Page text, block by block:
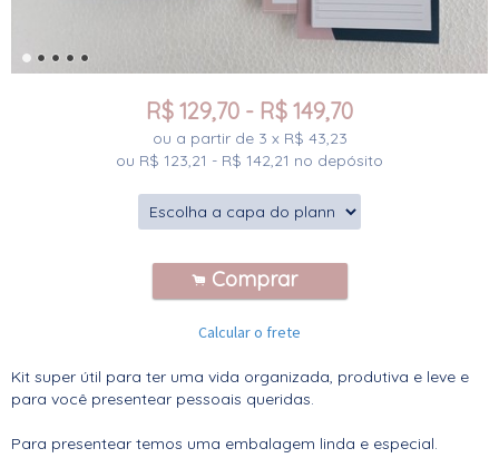
R$ 129,70 - R$ 149,70
ou a partir de 3 x R$ 43,23
ou R$ 123,21 - R$ 142,21 no depósito
. Comprar
Calcular o frete
Kit super útil para ter uma vida organizada, produtiva e leve e
para você presentear pessoais queridas.
Para presentear temos uma embalagem linda e especial.